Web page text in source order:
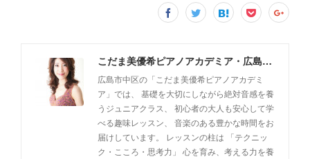
こだま美優希ピアノアカデミア・広島市中区
広島市中区の「こだま美優希ピアノアカデミ
ア」では、 基礎を大切にしながら絶対音感を養
うジュニアクラス、 初心者の大人も安心して学
べる趣味レッスン、 音楽のある豊かな時間をお
届けしています。 レッスンの柱は 「テクニッ
ク・こころ・思考力」 心を育み、考える力を養